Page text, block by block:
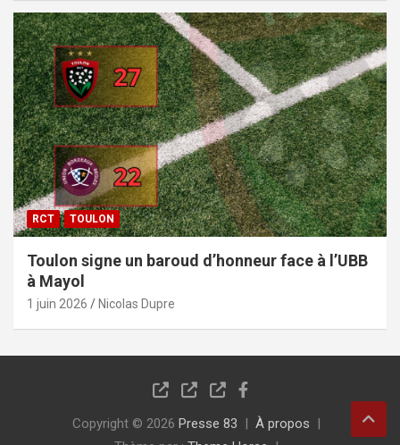
RCT TOULON
Toulon signe un baroud d’honneur face à l’UBB
à Mayol
1 juin 2026 Nicolas Dupre
Copyright © 2026 Presse 83
À propos